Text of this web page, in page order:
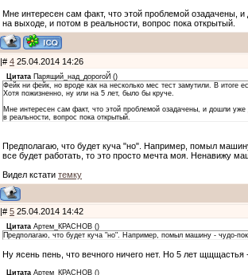
Мне интересен сам факт, что этой проблемой озадачены,
на выходе, и потом в реальности, вопрос пока открытый.
|# 4 25.04.2014 14:26
Цитата Парящий_над_дорогоЙ ()
Фейк ни фейк, но вроде как на несколько мес тест замутили. В итоге
Хотя пожизненно, ну или на 5 лет, было бы круче.
Мне интересен сам факт, что этой проблемой озадачены, и дошли
в реальности, вопрос пока открытый.
Предполагаю, что будет куча "но". Например, помыл
все будет работать, то это просто мечта моя. Ненавижу
Видел кстати темку
|# 5 25.04.2014 14:42
Цитата Артем_КРАСНОВ ()
Предполагаю, что будет куча "но". Например, помыл машину - чудо-
Ну ясень пень, что вечного ничего нет. Но 5 лет щщщастья
Цитата Артем_КРАСНОВ ()